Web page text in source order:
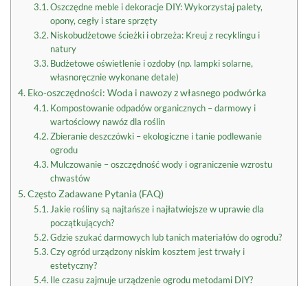
Oszczędne meble i dekoracje DIY: Wykorzystaj palety,
opony, cegły i stare sprzęty
Niskobudżetowe ścieżki i obrzeża: Kreuj z recyklingu i
natury
Budżetowe oświetlenie i ozdoby (np. lampki solarne,
własnoręcznie wykonane detale)
Eko-oszczędności: Woda i nawozy z własnego podwórka
Kompostowanie odpadów organicznych – darmowy i
wartościowy nawóz dla roślin
Zbieranie deszczówki – ekologiczne i tanie podlewanie
ogrodu
Mulczowanie – oszczędność wody i ograniczenie wzrostu
chwastów
Często Zadawane Pytania (FAQ)
Jakie rośliny są najtańsze i najłatwiejsze w uprawie dla
początkujących?
Gdzie szukać darmowych lub tanich materiałów do ogrodu?
Czy ogród urządzony niskim kosztem jest trwały i
estetyczny?
Ile czasu zajmuje urządzenie ogrodu metodami DIY?